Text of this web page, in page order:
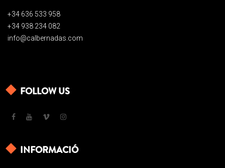
+34 636 533 958
+34 938 234 082
info@calbernadas.com
FOLLOW US
INFORMACIÓ